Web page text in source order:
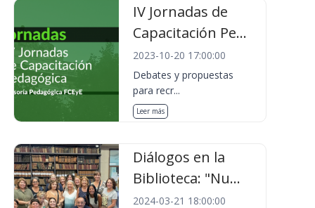
IV Jornadas de
Capacitación Pe...
2023-10-20 17:00:00
Debates y propuestas
para recr...
Leer más
Diálogos en la
Biblioteca: "Nu...
2024-03-21 18:00:00